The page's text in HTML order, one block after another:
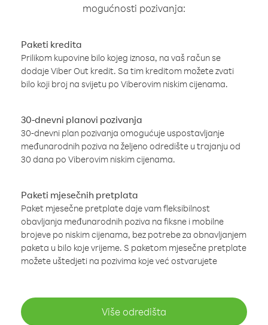
mogućnosti pozivanja:
Paketi kredita
Prilikom kupovine bilo kojeg iznosa, na vaš račun se
dodaje Viber Out kredit. Sa tim kreditom možete zvati
bilo koji broj na svijetu po Viberovim niskim cijenama.
30-dnevni planovi pozivanja
30-dnevni plan pozivanja omogućuje uspostavljanje
međunarodnih poziva na željeno odredište u trajanju od
30 dana po Viberovim niskim cijenama.
Paketi mjesečnih pretplata
Paket mjesečne pretplate daje vam fleksibilnost
obavljanja međunarodnih poziva na fiksne i mobilne
brojeve po niskim cijenama, bez potrebe za obnavljanjem
paketa u bilo koje vrijeme. S paketom mjesečne pretplate
možete uštedjeti na pozivima koje već ostvarujete
Više odredišta